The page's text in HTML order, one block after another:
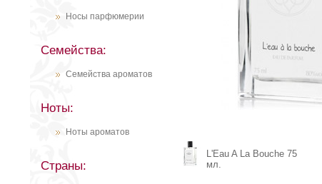
Носы парфюмерии
Семейства:
Семейства ароматов
Ноты:
Ноты ароматов
Страны:
L'Eau A La Bouche 75
мл.